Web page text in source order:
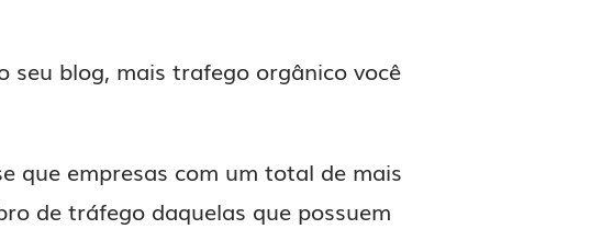
seu blog, mais trafego orgânico você
que empresas com um total de mais
de tráfego daquelas que possuem